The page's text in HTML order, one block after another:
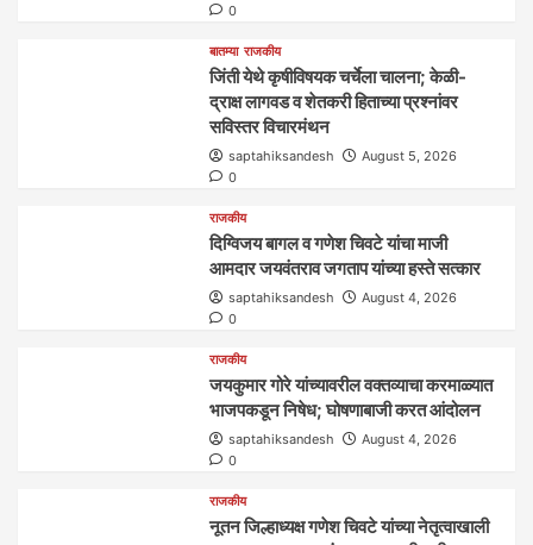
0
बातम्या राजकीय
जिंती येथे कृषीविषयक चर्चेला चालना; केळी-
द्राक्ष लागवड व शेतकरी हिताच्या प्रश्नांवर
सविस्तर विचारमंथन
saptahiksandesh
August 5, 2026
0
राजकीय
दिग्विजय बागल व गणेश चिवटे यांचा माजी
आमदार जयवंतराव जगताप यांच्या हस्ते सत्कार
saptahiksandesh
August 4, 2026
0
राजकीय
जयकुमार गोरे यांच्यावरील वक्तव्याचा करमाळ्यात
भाजपकडून निषेध; घोषणाबाजी करत आंदोलन
saptahiksandesh
August 4, 2026
0
राजकीय
नूतन जिल्हाध्यक्ष गणेश चिवटे यांच्या नेतृत्वाखाली